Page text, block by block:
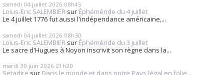
samedi 04 juillet 2026 08h45
Loius-Eric SALEMBIER sur Éphéméride du 4 juillet
Le 4 juillet 1776 fut aussi l'indépendance américaine,...
samedi 04 juillet 2026 08h30
Loius-Eric SALEMBIER sur Éphéméride du 3 juillet
Le sacre d'Hugues à Noyon inscrivit son règne dans la...
mardi 30 juin 2026 21h20
Setadire sur Dans le monde et dans notre Pays légal en folie...